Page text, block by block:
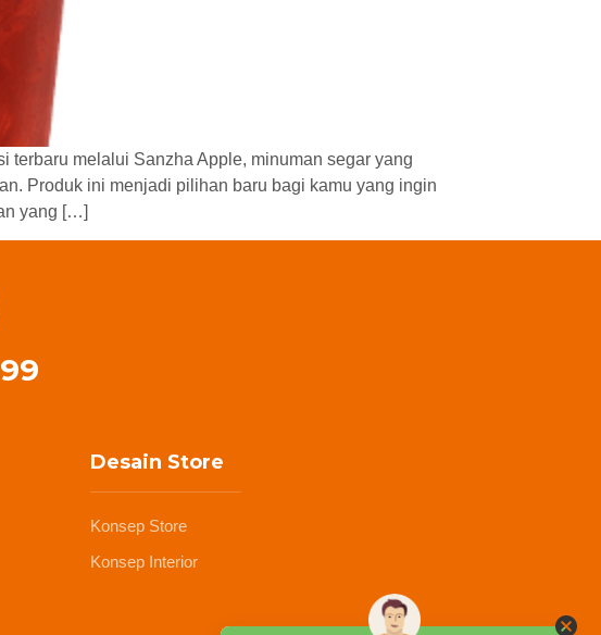
melalui Sanzha Apple, minuman segar yang
Produk ini menjadi pilihan baru bagi kamu yang ingin
yang […]
Desain Store
Konsep Store
Konsep Interior